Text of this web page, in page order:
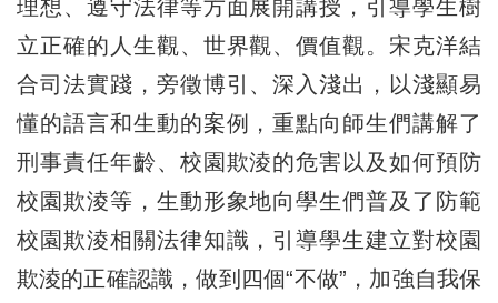
理想、遵守法律等方面展開講授，引導學生樹
立正確的人生觀、世界觀、價值觀。宋克洋結
合司法實踐，旁徵博引、深入淺出，以淺顯易
懂的語言和生動的案例，重點向師生們講解了
刑事責任年齡、校園欺淩的危害以及如何預防
校園欺淩等，生動形象地向學生們普及了防範
校園欺淩相關法律知識，引導學生建立對校園
欺淩的正確認識，做到四個“不做”，加強自我保